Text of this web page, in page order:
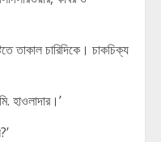
তাকাল চারিদিকে। চাকচিক্য
হাওলাদার।’